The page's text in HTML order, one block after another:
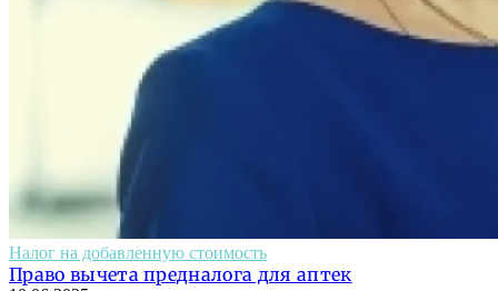
Налог на добавленную стоимость
Право вычета предналога для аптек